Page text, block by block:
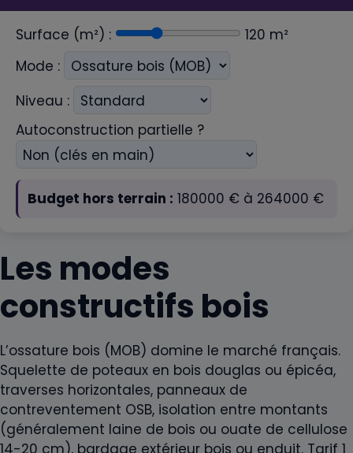
Surface (m²) : 120 m²
Mode :
Niveau :
Autoconstruction partielle ?
Budget hors terrain : 180000 € à 264000 €
Les modes
constructifs bois
L’ossature bois (MOB) domine le marché français.
Squelette de poteaux en bois douglas ou épicéa,
traverses horizontales, panneaux de
contreventement OSB, isolation entre montants
(généralement laine de bois ou ouate de cellulose
14-20 cm), bardage extérieur bois ou enduit. Tarif 1